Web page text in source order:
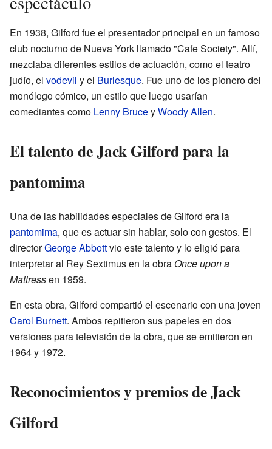
En 1938, Gilford fue el presentador principal en un famoso
club nocturno de Nueva York llamado "Cafe Society". Allí,
mezclaba diferentes estilos de actuación, como el teatro
judío, el vodevil y el Burlesque. Fue uno de los pionero del
monólogo cómico, un estilo que luego usarían
comediantes como Lenny BruceyWoody Allen.
El talento de Jack Gilford para la
pantomima
Una de las habilidades especiales de Gilford era la
pantomima, que es actuar sin hablar, solo con gestos. El
directorGeorge Abbottvio este talento y lo eligió para
interpretar al Rey Sextimus en la obra Once upon a
Mattressen 1959.
En esta obra, Gilford compartió el escenario con una joven
Carol Burnett. Ambos repitieron sus papeles en dos
versiones para televisión de la obra, que se emitieron en
1964 y 1972.
Reconocimientos y premios de Jack
Gilford